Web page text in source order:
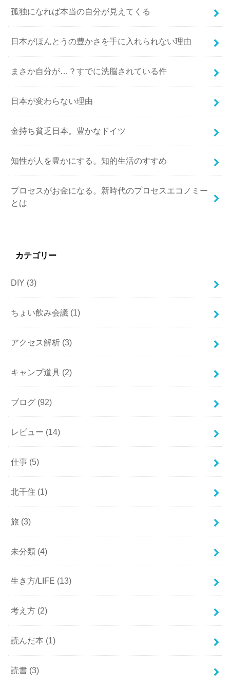
孤独になれば本当の自分が見えてくる
日本がほんとうの豊かさを手に入れられない理由
まさか自分が…？すでに洗脳されている件
日本が変わらない理由
金持ち貧乏日本。豊かなドイツ
知性が人を豊かにする。知的生活のすすめ
プロセスがお金になる。新時代のプロセスエコノミー
とは
カテゴリー
DIY (3)
ちょい飲み会議 (1)
アクセス解析 (3)
キャンプ道具 (2)
ブログ (92)
レビュー (14)
仕事 (5)
北千住 (1)
旅 (3)
未分類 (4)
生き方/LIFE (13)
考え方 (2)
読んだ本 (1)
読書 (3)